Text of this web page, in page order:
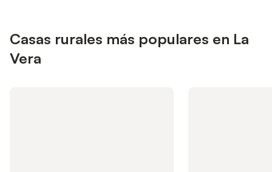
Casas rurales más populares en La
Vera